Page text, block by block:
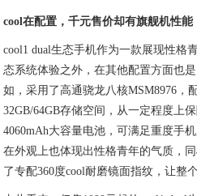
cool在配置，千元售价却有旗舰机性能
cool1 dual生态手机作为一款展现性格
态系统体验之外，在其他配置方面也
如，采用了高通骁龙八核MSM8976，
32GB/64GB存储空间，从一定程度上
4060mAh大容量电池，可满足重度手
在外观上也体现出性格青年的气质，
了专配360度cool耐磨镜面指纹，让整